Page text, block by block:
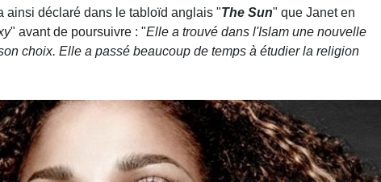
déclaré dans le tabloïd anglais "The Sun" que Janet en
" avant de poursuivre : "Elle a trouvé dans l'Islam une nouvelle
choix. Elle a passé beaucoup de temps à étudier la religion